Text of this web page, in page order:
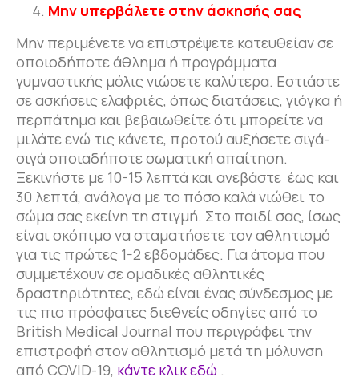
Μην υπερβάλετε στην άσκησής σας
Μην περιμένετε να επιστρέψετε κατευθείαν σε
οποιοδήποτε άθλημα ή προγράμματα
γυμναστικής μόλις νιώσετε καλύτερα. Εστιάστε
σε ασκήσεις ελαφριές, όπως διατάσεις, γιόγκα ή
περπάτημα και βεβαιωθείτε ότι μπορείτε να
μιλάτε ενώ τις κάνετε, προτού αυξήσετε σιγά-
σιγά οποιαδήποτε σωματική απαίτηση.
Ξεκινήστε με 10-15 λεπτά και ανεβάστε έως και
30 λεπτά, ανάλογα με το πόσο καλά νιώθει το
σώμα σας εκείνη τη στιγμή. Στο παιδί σας, ίσως
είναι σκόπιμο να σταματήσετε τον αθλητισμό
για τις πρώτες 1-2 εβδομάδες. Για άτομα που
συμμετέχουν σε ομαδικές αθλητικές
δραστηριότητες, εδώ είναι ένας σύνδεσμος με
τις πιο πρόσφατες διεθνείς οδηγίες από το
British Medical Journal που περιγράφει την
επιστροφή στον αθλητισμό μετά τη μόλυνση
από COVID-19, κάντε κλικ εδώ .